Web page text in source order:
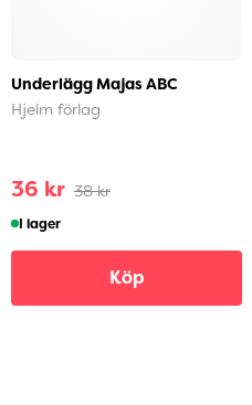
Underlägg Majas ABC
Hjelm förlag
36 kr 38 kr
I lager
Köp